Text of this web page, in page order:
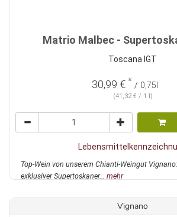
Matrio Malbec -
Toscana IGT
30,99 € * / 0,75l
(41,32 € / 1 l)
Top-Wein von unserem Chianti-Weingut
exklusiver Supertoskaner... mehr
Vignano